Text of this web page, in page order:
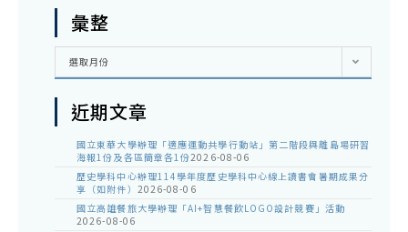
彙整
彙
選取月份
近期文章
國立東華大學辦理「適應運動共學行動站」第二階段與離島場研習
海報1份及各區簡章各1份2026-08-06
歷史學科中心辦理114學年度歷史學科中心線上讀書會暑期成果分
享（如附件） 2026-08-06
國立高雄餐旅大學辦理「AI+智慧餐飲LOGO設計競賽」活動
2026-08-06